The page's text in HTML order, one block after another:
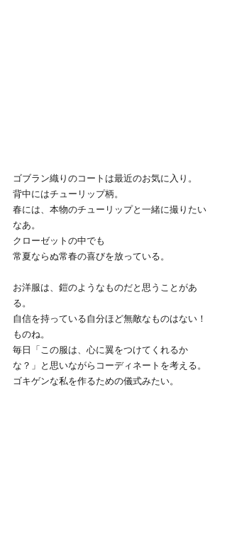
ゴブラン織りのコートは最近のお気に入り。
背中にはチューリップ柄。
春には、本物のチューリップと一緒に撮りたい
なあ。
クローゼットの中でも
常夏ならぬ常春の喜びを放っている。
お洋服は、鎧のようなものだと思うことがあ
る。
自信を持っている自分ほど無敵なものはない！
ものね。
毎日「この服は、心に翼をつけてくれるか
な？」と思いながらコーディネートを考える。
ゴキゲンな私を作るための儀式みたい。